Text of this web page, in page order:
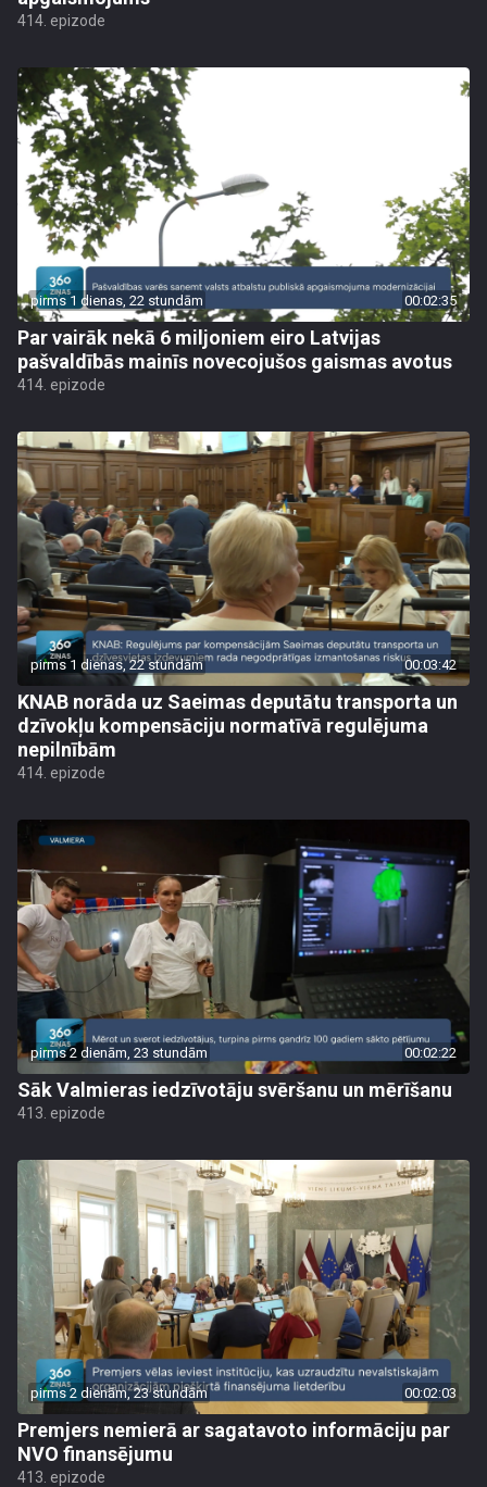
414. epizode
pirms 1 dienas, 22 stundām 00:02:35
Par vairāk nekā 6 miljoniem eiro Latvijas
pašvaldībās mainīs novecojušos gaismas avotus
414. epizode
pirms 1 dienas, 22 stundām 00:03:42
KNAB norāda uz Saeimas deputātu transporta un
dzīvokļu kompensāciju normatīvā regulējuma
nepilnībām
414. epizode
pirms 2 dienām, 23 stundām 00:02:22
Sāk Valmieras iedzīvotāju svēršanu un mērīšanu
413. epizode
pirms 2 dienām, 23 stundām 00:02:03
Premjers nemierā ar sagatavoto informāciju par
NVO finansējumu
413. epizode